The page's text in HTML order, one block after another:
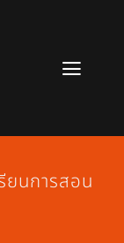
ยนการสอน